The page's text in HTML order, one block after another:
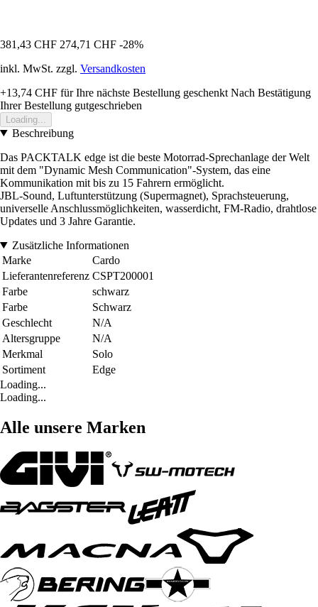
381,43 CHF 274,71 CHF -28%
inkl. MwSt. zzgl. Versandkosten
+13,74 CHF für Ihre nächste Bestellung geschenkt Nach Bestätigung
Ihrer Bestellung gutgeschrieben
Loading...
Beschreibung
Das PACKTALK edge ist die beste Motorrad-Sprechanlage der Welt
mit dem "Dynamic Mesh Communication"-System, das eine
Kommunikation mit bis zu 15 Fahrern ermöglicht.
JBL-Sound, Luftunterstützung (Supermagnet), Sprachsteuerung,
universelle Anschlussmöglichkeiten, wasserdicht, FM-Radio, drahtlose
Updates und 3 Jahre Garantie.
Zusätzliche Informationen
Marke
Cardo
Lieferantenreferenz CSPT200001
Farbe
schwarz
Farbe
Schwarz
Geschlecht
N/A
Altersgruppe
N/A
Merkmal
Solo
Sortiment
Edge
Loading...
Loading...
Alle unsere Marken